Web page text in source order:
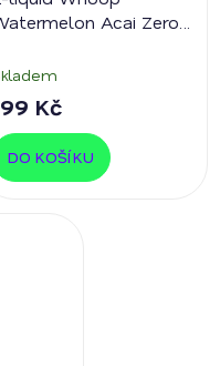
Acai Zero
Kč
DO KOŠÍKU